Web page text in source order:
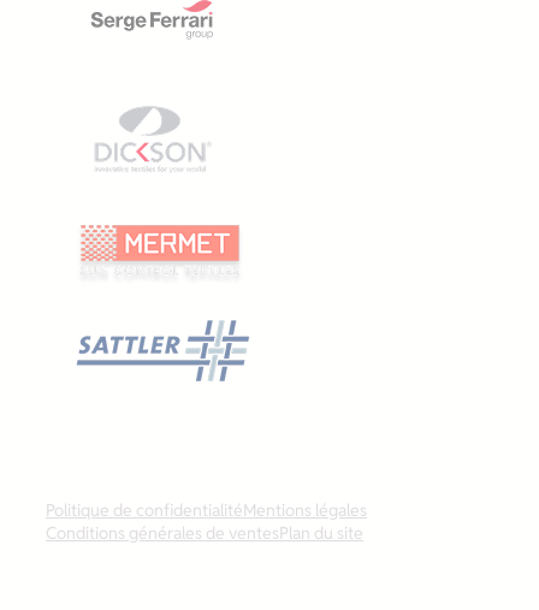
Politique de confidentialitéMentions légales
Conditions générales de ventesPlan du site